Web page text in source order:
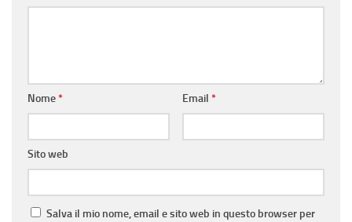
Nome* Email *
Sito web
Salva il mio nome, email e sito web in questo browser per